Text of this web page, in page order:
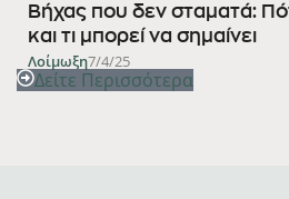
Βήχας που δεν σταματά:
και τι μπορεί να σημαίνει
Λοίμωξη7/4/25
Δείτε Περισσότερα